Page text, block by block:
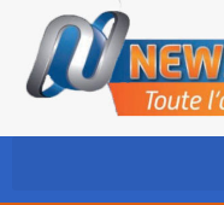
contenu